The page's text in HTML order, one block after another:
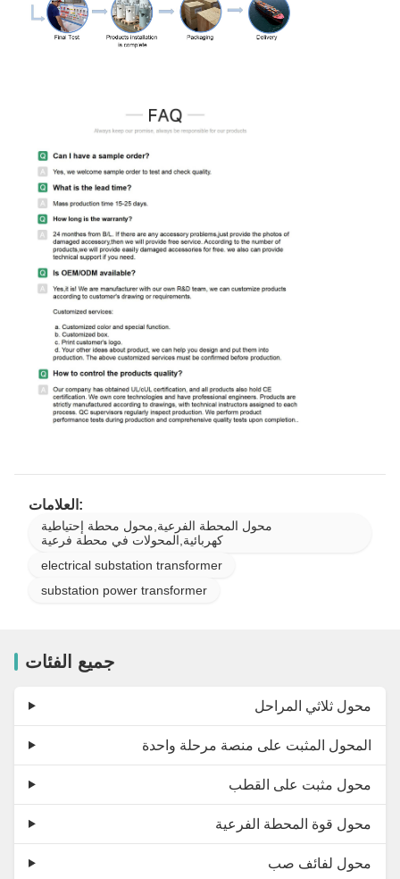
العلامات:
محول المحطة الفرعية,محول محطة إحتياطية
كهربائية,المحولات في محطة فرعية
electrical substation transformer
substation power transformer
جميع الفئات
محول ثلاثي المراحل
المحول المثبت على منصة مرحلة واحدة
محول مثبت على القطب
محول قوة المحطة الفرعية
محول لفائف صب